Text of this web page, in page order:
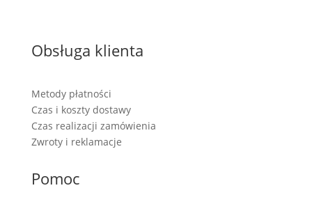
Obsługa klienta
Metody płatności
Czas i koszty dostawy
Czas realizacji zamówienia
Zwroty i reklamacje
Pomoc